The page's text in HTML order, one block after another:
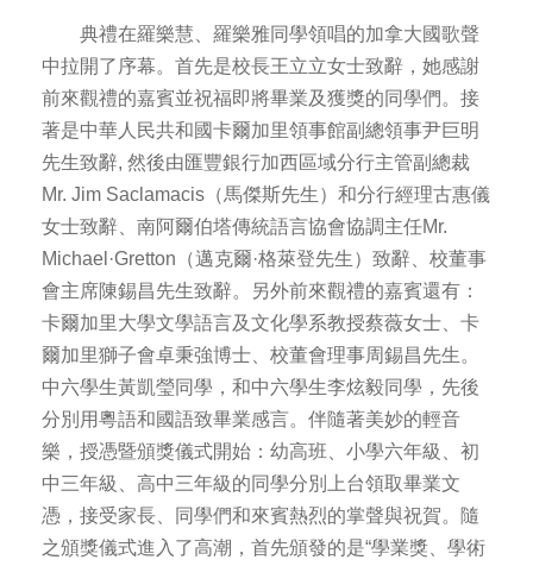
典禮在羅樂慧、羅樂雅同學領唱的加拿大國歌聲
中拉開了序幕。首先是校長王立立女士致辭，她感謝
前來觀禮的嘉賓並祝福即將畢業及獲獎的同學們。接
著是中華人民共和國卡爾加里領事館副總領事尹巨明
先生致辭, 然後由匯豐銀行加西區域分行主管副總裁
Mr. Jim Saclamacis（馬傑斯先生）和分行經理古惠儀
女士致辭、南阿爾伯塔傳統語言協會協調主任Mr.
Michael·Gretton（邁克爾·格萊登先生）致辭、校董事
會主席陳錫昌先生致辭。另外前來觀禮的嘉賓還有：
卡爾加里大學文學語言及文化學系教授蔡薇女士、卡
爾加里獅子會卓秉強博士、校董會理事周錫昌先生。
中六學生黃凱瑩同學，和中六學生李炫毅同學，先後
分別用粵語和國語致畢業感言。伴隨著美妙的輕音
樂，授憑暨頒獎儀式開始：幼高班、小學六年級、初
中三年級、高中三年級的同學分別上台領取畢業文
憑，接受家長、同學們和來賓熱烈的掌聲與祝賀。隨
之頒獎儀式進入了高潮，首先頒發的是“學業獎、學術